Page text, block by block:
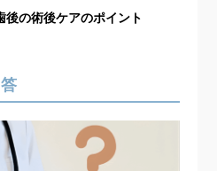
後の術後ケアのポイント